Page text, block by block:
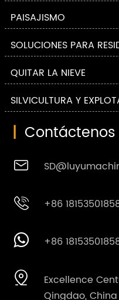
PAISAJISMO
SOLUCIONES PARA
QUITAR LA NIEVE
SILVICULTURA Y
| Contáctenos

 +86
 +86

Excellence
Qingdao, China